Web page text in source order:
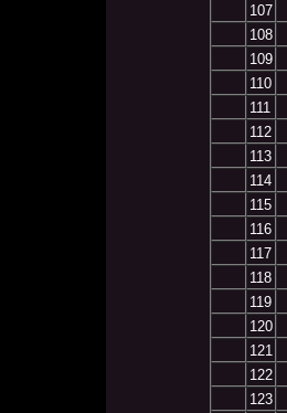
107
108
109
110
111
112
113
114
115
116
117
118
119
120
121
122
123